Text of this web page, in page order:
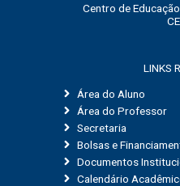
Centro de
LINKS
Área do Aluno
Área do Professor
Secretaria
Bolsas e
Documentos
Calendário